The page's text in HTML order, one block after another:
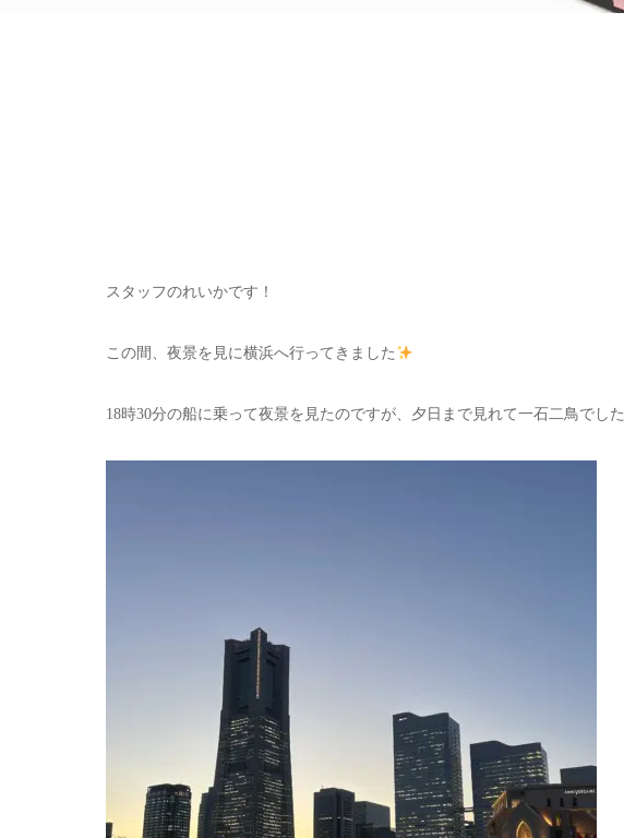
スタッフのれいかです！
この間、夜景を見に横浜へ行ってきました
18時30分の船に乗って夜景を見たのですが、夕日まで見れて一石二鳥でした